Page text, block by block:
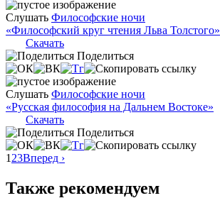
Слушать Философские ночи
«Философский круг чтения Льва Толстого»
Скачать
Поделиться
Слушать Философские ночи
«Русская философия на Дальнем Востоке»
Скачать
Поделиться
1 23Вперед ›
Также рекомендуем